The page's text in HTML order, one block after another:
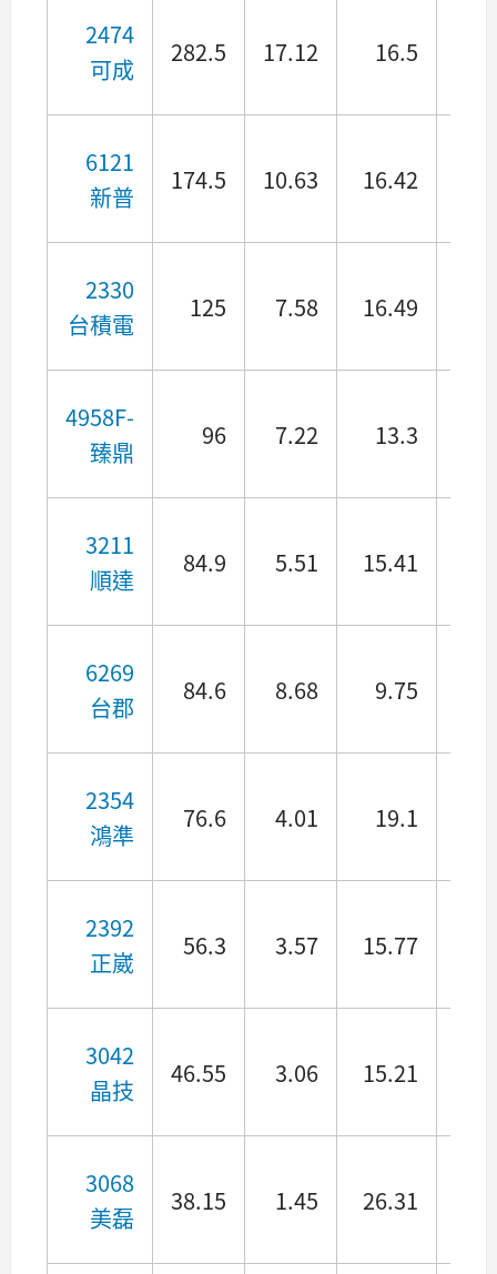
2474
可成
282.5 17.12 16.5
6121
新普
174.5 10.63 16.42
2330
台積電
125 7.58 16.49
4958F-
臻鼎
96 7.22 13.3
3211
順達
84.9 5.51 15.41
6269
台郡
84.6 8.68 9.75
2354
鴻準
76.6 4.01 19.1
2392
正崴
56.3 3.57 15.77
3042
晶技
46.55 3.06 15.21
3068
美磊
38.15 1.45 26.31